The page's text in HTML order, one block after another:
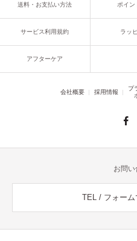
送料・お支払い方法 ポイン
サービス利用規約 ラッ
アフターケア
会社概要 採用情報
プ
お問
TEL / フォー